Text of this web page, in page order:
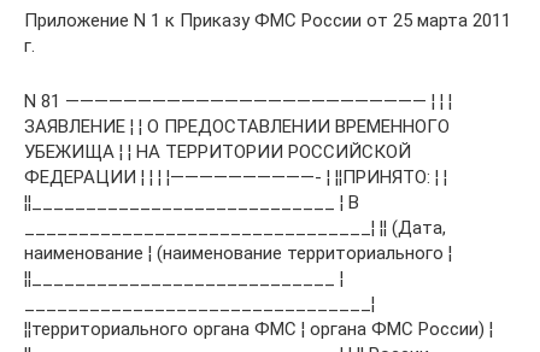
Приложение N 1 к Приказу ФМС России от 25 марта 2011
г.
N 81 ————————————————————————— ¦ ¦ ¦
ЗАЯВЛЕНИЕ ¦ ¦ О ПРЕДОСТАВЛЕНИИ ВРЕМЕННОГО
УБЕЖИЩА ¦ ¦ НА ТЕРРИТОРИИ РОССИЙСКОЙ
ФЕДЕРАЦИИ ¦ ¦ ¦ ¦——————————- ¦ ¦¦ПРИНЯТО: ¦ ¦
¦¦____________________________ ¦ В
________________________________¦ ¦¦ (Дата,
наименование ¦ (наименование территориального ¦
¦¦____________________________ ¦
________________________________¦
¦¦территориального органа ФМС ¦ органа ФМС России) ¦